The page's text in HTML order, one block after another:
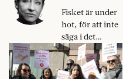
Fisket är under
hot, för att inte
säga i det
närmaste
utplånat,
liksom snart de